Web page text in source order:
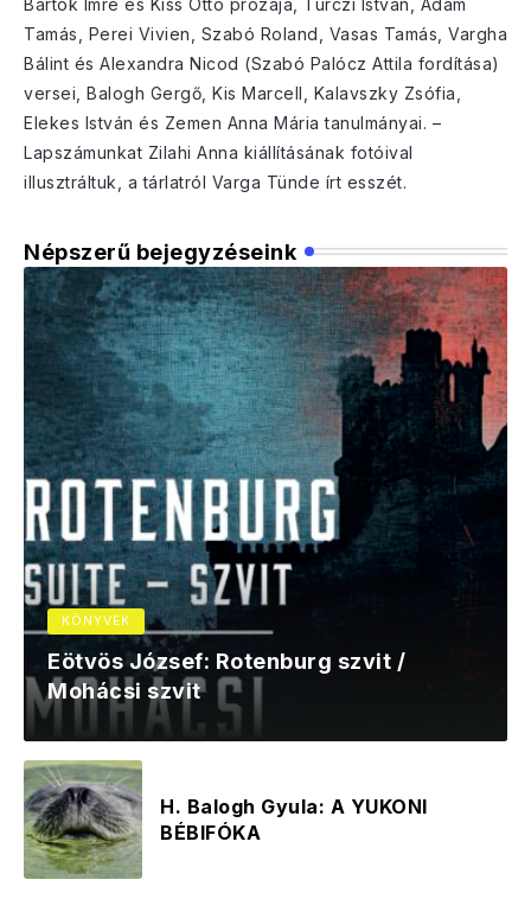
Tamás, Perei Vivien, Szabó Roland, Vasas Tamás, Vargha
Bálint és Alexandra Nicod (Szabó Palócz Attila fordítása)
versei, Balogh Gergő, Kis Marcell, Kalavszky Zsófia,
Elekes István és Zemen Anna Mária tanulmányai. –
Lapszámunkat Zilahi Anna kiállításának fotóival
illusztráltuk, a tárlatról Varga Tünde írt esszét.
Népszerű bejegyzéseink
KÖNYVEK
Eötvös József: Rotenburg szvit /
Mohácsi szvit
H. Balogh Gyula: A YUKONI
BÉBIFÓKA